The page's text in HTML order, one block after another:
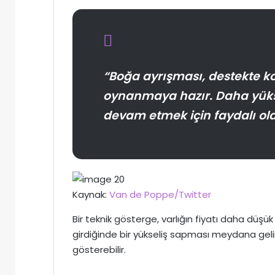
“Boğa ayrışması, destekte
oynanmaya hazır. Daha
devam etmek için faydalı
Kaynak: Van de Poppe/Twitter
Bir teknik gösterge, varlığın fiyatı daha
girdiğinde bir yükseliş sapması meydana
gösterebilir.